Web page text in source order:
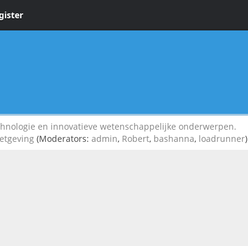
en innovatieve wetenschappelijke onderwerpen.
(Moderators: admin, Robert, bashanna, loadrunner)